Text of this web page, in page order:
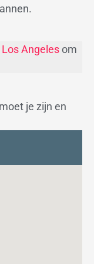
Angelesom
je zijn en